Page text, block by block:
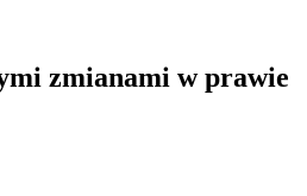
zmianami w prawie